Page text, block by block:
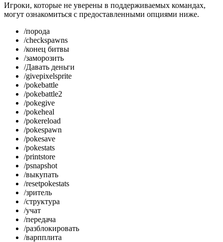
Игроки, которые не уверены в поддерживаемых командах,
могут ознакомиться с предоставленными опциями ниже.
/порода
/checkspawns
/конец битвы
/заморозить
/Давать деньги
/givepixelsprite
/pokebattle
/pokebattle2
/pokegive
/pokeheal
/pokereload
/pokespawn
/pokesave
/pokestats
/printstore
/psnapshot
/выкупать
/resetpokestats
/зритель
/структура
/учат
/передача
/разблокировать
/варпплита